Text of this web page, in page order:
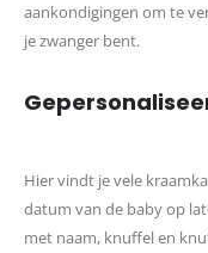
aankondigingen om te
je zwanger bent.
Hier vindt je vele
datum van de baby op
met naam, knuffel en